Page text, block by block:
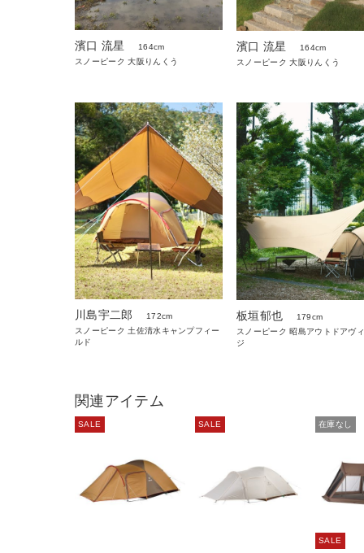
濱口 流星
164cm
スノーピーク 大阪りんくう
濱口 流星
164cm
スノーピーク 大阪りんくう
川島宇二郎
172cm
スノーピーク 土佐清水キャンプフィー
ルド
板垣郁也
179cm
スノーピーク 昭島アウトドアヴ
ジ
関連アイテム
SALE SALE 在庫なし
SALE